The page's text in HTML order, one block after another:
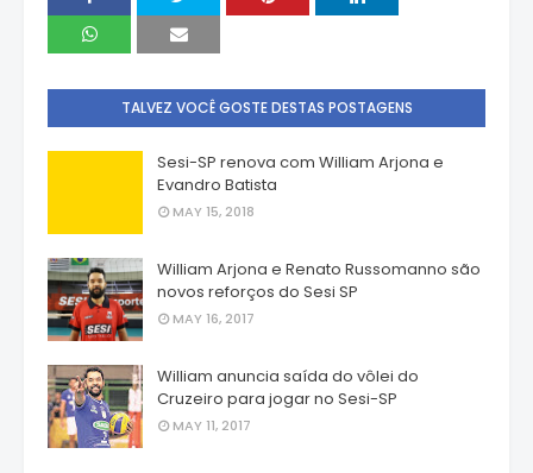
TALVEZ VOCÊ GOSTE DESTAS POSTAGENS
Sesi-SP renova com William Arjona e
Evandro Batista
MAY 15, 2018
William Arjona e Renato Russomanno são
novos reforços do Sesi SP
MAY 16, 2017
William anuncia saída do vôlei do
Cruzeiro para jogar no Sesi-SP
MAY 11, 2017